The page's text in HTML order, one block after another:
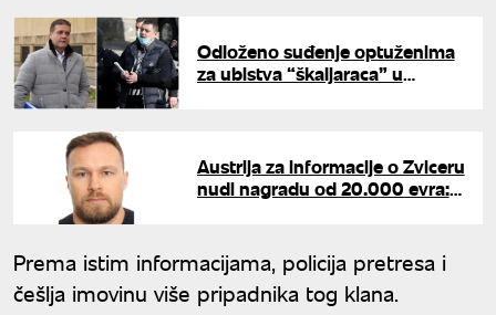
Odloženo suđenje optuženima
za ubistva “škaljaraca” u
Austrija za informacije o Zviceru
nudi nagradu od 20.000 evra:
Prema istim informacijama, policija pretresa i
češlja imovinu više pripadnika tog klana.